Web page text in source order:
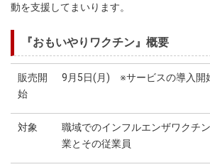
動を支援してまいります。
『おもいやりワクチン』概要
販売開
始
9月5日(月) ※サービスの導入開
対象
職域でのインフルエンザワクチ
業とその従業員